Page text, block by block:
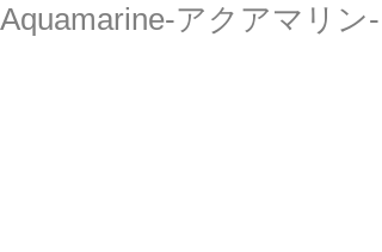
Aquamarine-アクアマリン-